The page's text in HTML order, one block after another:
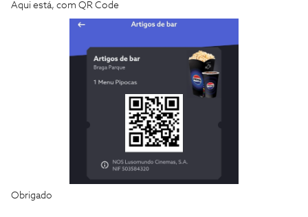
Aqui está, com QR Code
Obrigado